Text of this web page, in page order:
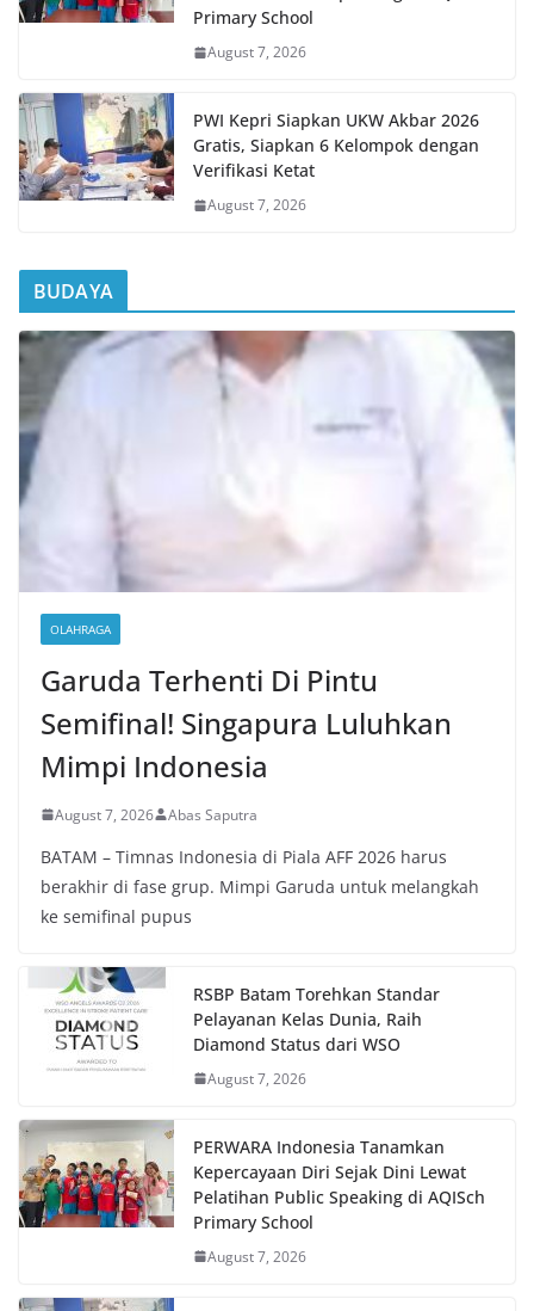
Primary School
August 7, 2026
PWI Kepri Siapkan UKW Akbar 2026
Gratis, Siapkan 6 Kelompok dengan
Verifikasi Ketat
August 7, 2026
BUDAYA
OLAHRAGA
Garuda Terhenti Di Pintu
Semifinal! Singapura Luluhkan
Mimpi Indonesia
August 7, 2026 Abas Saputra
BATAM – Timnas Indonesia di Piala AFF 2026 harus
berakhir di fase grup. Mimpi Garuda untuk melangkah
ke semifinal pupus
RSBP Batam Torehkan Standar
Pelayanan Kelas Dunia, Raih
Diamond Status dari WSO
August 7, 2026
PERWARA Indonesia Tanamkan
Kepercayaan Diri Sejak Dini Lewat
Pelatihan Public Speaking di AQISch
Primary School
August 7, 2026